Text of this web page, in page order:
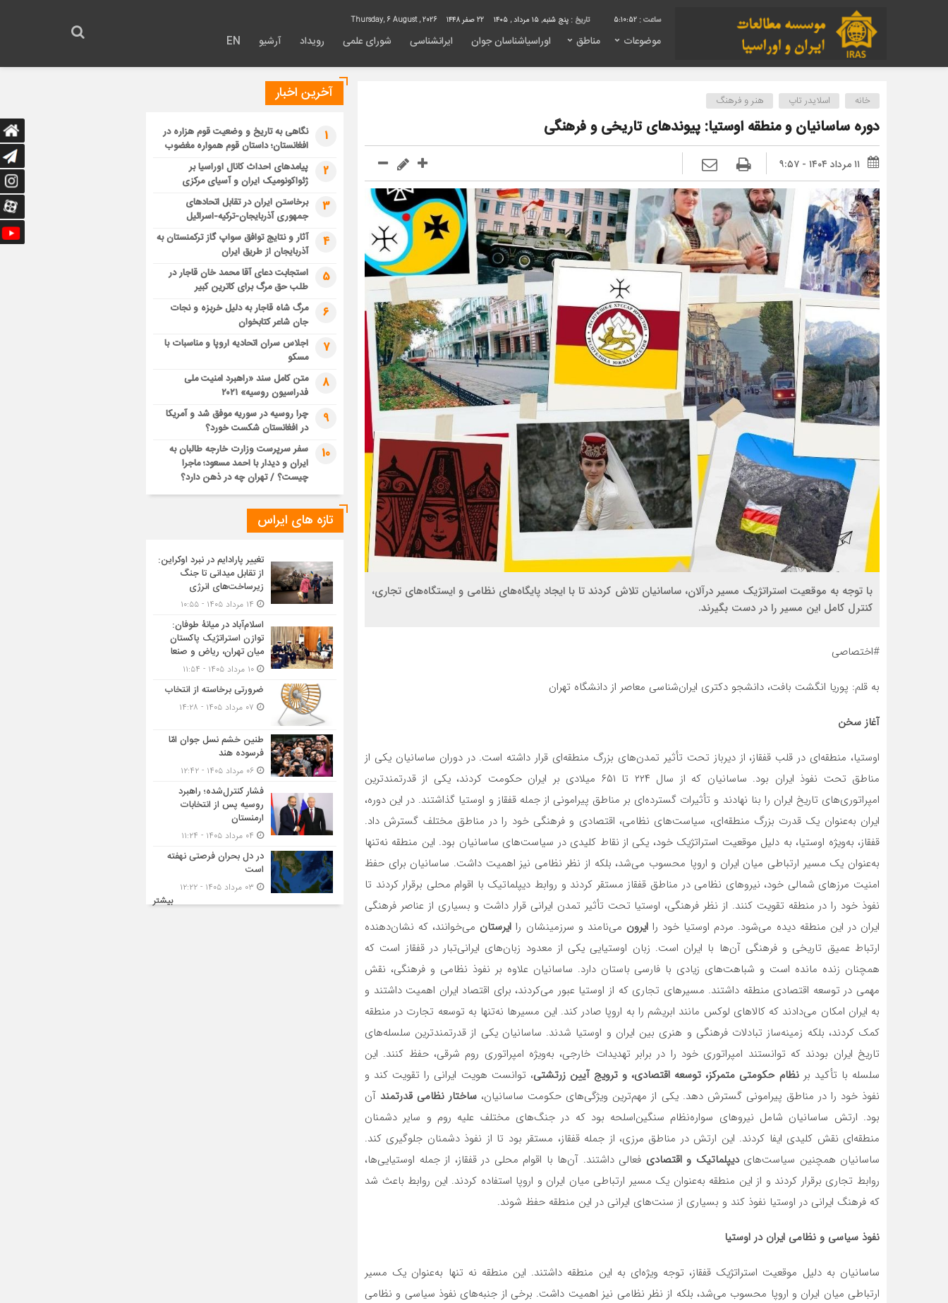
5:10:52 تاریخ : پنج شنبه, ۱۵ مرداد , ۱۴۰۵ 22 صفر 1448
موضوعات مناطق اوراسیاشناسان جوان ایرانشناسی شورای علمی رویداد آرشیو EN
خانه اسلایدر تاپ هنر و فرهنگ
دوره ساسانیان و منطقه اوستیا: پیوندهای تاریخی و فرهنگی
۱۱ مرداد ۱۴۰۴ - ۹:۵۷
با توجه به موقعیت استراتژیک مسیر درآلان، ساسانیان تلاش کردند تا با ایجاد پایگاه‌های نظامی و ایستگاه‌های تجاری،
کنترل کامل این مسیر را در دست بگیرند.
#اختصاصی
به قلم: پوریا انگشت بافت، دانشجو دکتری ایران‌شناسی معاصر از دانشگاه تهران
آغاز سخن
اوستیا، منطقه‌ای در قلب قفقاز، از دیرباز تحت تأثیر تمدن‌های بزرگ منطقه‌ای قرار داشته است. در دوران ساسانیان یکی از
مناطق تحت نفوذ ایران بود. ساسانیان که از سال ۲۲۴ تا ۶۵۱ میلادی بر ایران حکومت کردند، یکی از قدرتمندترین
امپراتوری‌های تاریخ ایران را بنا نهادند و تأثیرات گسترده‌ای بر مناطق پیرامونی از جمله قفقاز و اوستیا گذاشتند. در این دوره،
ایران به‌عنوان یک قدرت بزرگ منطقه‌ای، سیاست‌های نظامی، اقتصادی و فرهنگی خود را در مناطق مختلف گسترش داد.
قفقاز، به‌ویژه اوستیا، به دلیل موقعیت استراتژیک خود، یکی از نقاط کلیدی در سیاست‌های ساسانیان بود. این منطقه نه‌تنها
به‌عنوان یک مسیر ارتباطی میان ایران و اروپا محسوب می‌شد، بلکه از نظر نظامی نیز اهمیت داشت. ساسانیان برای حفظ
امنیت مرزهای شمالی خود، نیروهای نظامی در مناطق قفقاز مستقر کردند و روابط دیپلماتیک با اقوام محلی برقرار کردند تا
نفوذ خود را در منطقه تقویت کنند. از نظر فرهنگی، اوستیا تحت تأثیر تمدن ایرانی قرار داشت و بسیاری از عناصر فرهنگی
ایران در این منطقه دیده می‌شود. مردم اوستیا خود راایرون می‌نامند و سرزمینشان را ایرستان می‌خوانند، که نشان‌دهنده
ارتباط عمیق تاریخی و فرهنگی آن‌ها با ایران است. زبان اوستیایی یکی از معدود زبان‌های ایرانی‌تبار در قفقاز است که
همچنان زنده مانده است و شباهت‌های زیادی با فارسی باستان دارد. ساسانیان علاوه بر نفوذ نظامی و فرهنگی، نقش
مهمی در توسعه اقتصادی منطقه داشتند. مسیرهای تجاری که از اوستیا عبور می‌کردند، برای اقتصاد ایران اهمیت داشتند و
به ایران امکان می‌دادند که کالاهای لوکس مانند ابریشم را به اروپا صادر کند. این مسیرها نه‌تنها به توسعه تجارت در منطقه
کمک کردند، بلکه زمینه‌ساز تبادلات فرهنگی و هنری بین ایران و اوستیا شدند. ساسانیان یکی از قدرتمندترین سلسله‌های
تاریخ ایران بودند که توانستند امپراتوری خود را در برابر تهدیدات خارجی، به‌ویژه امپراتوری روم شرقی، حفظ کنند. این
سلسله با تأکید برنظام حکومتی متمرکز، توسعه اقتصادی، و ترویج آیین زرتشتی، توانست هویت ایرانی را تقویت کند و
نفوذ خود را در مناطق پیرامونی گسترش دهد. یکی از مهم‌ترین ویژگی‌های حکومت ساسانیان، ساختار نظامی قدرتمندآن
بود. ارتش ساسانیان شامل نیروهای سواره‌نظام سنگین‌اسلحه بود که در جنگ‌های مختلف علیه روم و سایر دشمنان
منطقه‌ای نقش کلیدی ایفا کردند. این ارتش در مناطق مرزی، از جمله قفقاز، مستقر بود تا از نفوذ دشمنان جلوگیری کند.
ساسانیان همچنین سیاست‌هایدیپلماتیک و اقتصادی فعالی داشتند. آن‌ها با اقوام محلی در قفقاز، از جمله اوستیایی‌ها،
روابط تجاری برقرار کردند و از این منطقه به‌عنوان یک مسیر ارتباطی میان ایران و اروپا استفاده کردند. این روابط باعث شد
که فرهنگ ایرانی در اوستیا نفوذ کند و بسیاری از سنت‌های ایرانی در این منطقه حفظ شوند.
نفوذ سیاسی و نظامی ایران در اوستیا
ساسانیان به دلیل موقعیت استراتژیک قفقاز، توجه ویژه‌ای به این منطقه داشتند. این منطقه نه‌ تنها به‌عنوان یک مسیر
ارتباطی میان ایران و اروپا محسوب می‌شد، بلکه از نظر نظامی نیز اهمیت داشت. برخی از جنبه‌های نفوذ سیاسی و نظامی
آخرین اخبار
1
نگاهی به تاریخ و وضعیت قوم هزاره در
افغانستان؛ داستان قوم همواره مغضوب
2
پیامدهای احداث کانال اوراسیا بر
ژئواکونومیک ایران و آسیای مرکزی
3
برخاستن ایران در تقابل اتحادهای
جمهوری آذربایجان-ترکیه-اسرائیل
4
آثار و نتایج توافق سواپ گاز ترکمنستان به
آذربایجان از طریق ایران
5
استجابت دعای آقا محمد خان قاجار در
طلب حق مرگ برای کاترین کبیر
6
مرگ شاه قاجار به دلیل خربزه و نجات
جان شاعر کتابخوان
7
اجلاس سران اتحادیه اروپا و مناسبات با
مسکو
8
متن کامل سند «راهبرد امنیت ملی
فدراسیون روسیه» ۲۰۲۱
9
چرا روسیه در سوریه موفق شد و آمریکا
در افغانستان شکست خورد؟
10
سفر سرپرست وزارت خارجه طالبان به
ایران و دیدار با احمد مسعود؛ ماجرا
چیست؟ / تهران چه در ذهن دارد؟
تازه های ایراس
تغییر پارادایم در نبرد اوکراین:
از تقابل میدانی تا جنگ
زیرساخت‌های انرژی
اسلام‌آباد در میانۀ طوفان:
توازن استراتژیک پاکستان
میان تهران، ریاض و صنعا
ضرورتی برخاسته از انتخاب
طنین خشم نسل جوان امّا
فرسوده هند
فشار کنترل‌شده؛ راهبرد
روسیه پس از انتخابات
ارمنستان
در دل بحران فرصتی نهفته
است
بیشتر